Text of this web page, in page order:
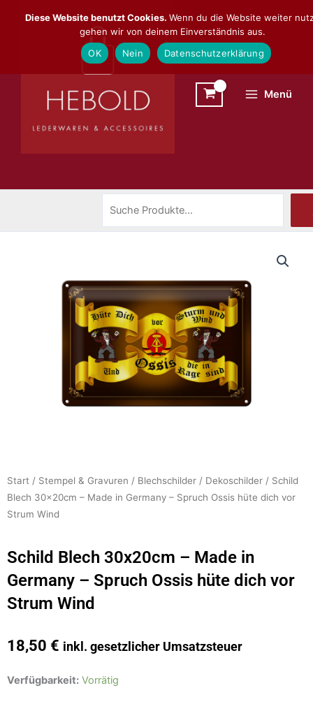
Inhalt
Menü
Start / Stempel & Gravuren / Blechschilder / Dekoschilder / Schild
Blech 30x20cm – Made in Germany – Spruch Ossis hüte dich vor
Strum Wind
Schild Blech 30x20cm – Made in
Germany – Spruch Ossis hüte dich vor
Strum Wind
18,50 € inkl. gesetzlicher Umsatzsteuer
Verfügbarkeit: Vorrätig
Schild
Diese Website benutzt Cookies. Wenn du die Website weiter
gehen wir von deinem Einverständnis aus.
OK
Nein Datenschutzerklärung